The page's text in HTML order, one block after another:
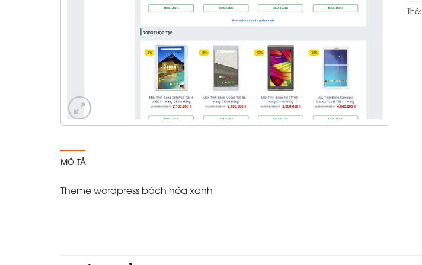
Thẻ:
MÔ TẢ
Theme wordpress bách hóa xanh